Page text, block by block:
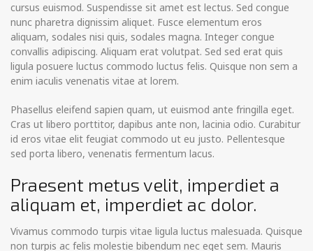
cursus euismod. Suspendisse sit amet est lectus. Sed congue
nunc pharetra dignissim aliquet. Fusce elementum eros
aliquam, sodales nisi quis, sodales magna. Integer congue
convallis adipiscing. Aliquam erat volutpat. Sed sed erat quis
ligula posuere luctus commodo luctus felis. Quisque non sem a
enim iaculis venenatis vitae at lorem.
Phasellus eleifend sapien quam, ut euismod ante fringilla eget.
Cras ut libero porttitor, dapibus ante non, lacinia odio. Curabitur
id eros vitae elit feugiat commodo ut eu justo. Pellentesque
sed porta libero, venenatis fermentum lacus.
Praesent metus velit, imperdiet a
aliquam et, imperdiet ac dolor.
Vivamus commodo turpis vitae ligula luctus malesuada. Quisque
non turpis ac felis molestie bibendum nec eget sem. Mauris